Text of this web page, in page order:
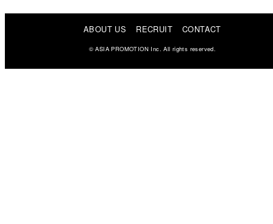
ABOUT US RECRUIT CONTACT
© ASIA PROMOTION Inc. All rights reserved.